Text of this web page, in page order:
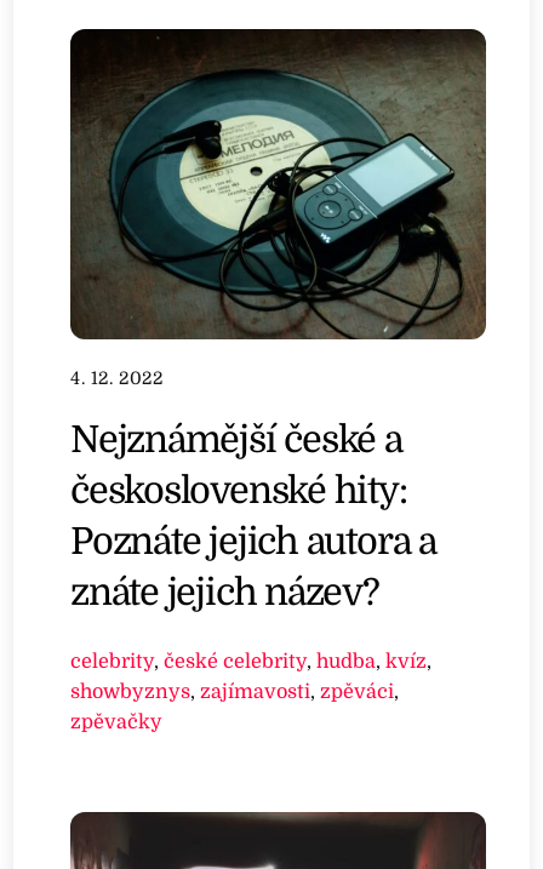
4. 12. 2022
Nejznámější české a
československé hity:
Poznáte jejich autora a
znáte jejich název?
celebrity,české celebrity,hudba,kvíz,
showbyznys, zajímavosti, zpěváci,
zpěvačky